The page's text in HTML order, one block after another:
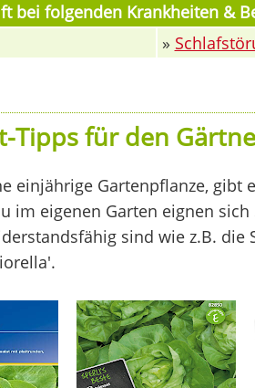
bei folgenden Krankheiten &
»
Tipps für den
einjährige Gartenpflanze, gibt
im eigenen Garten eignen
sind wie z.B. die